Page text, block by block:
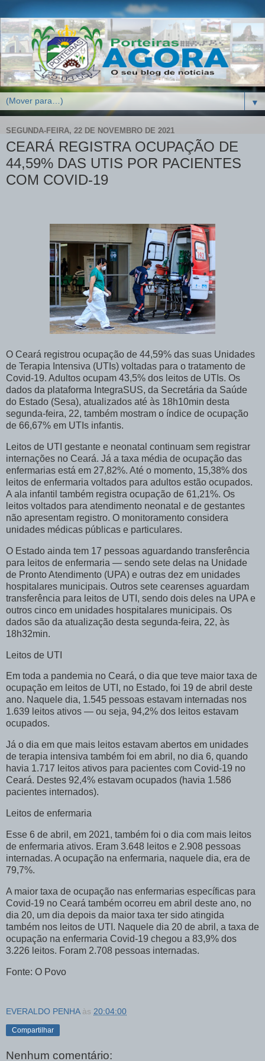
▼
SEGUNDA-FEIRA, 22 DE NOVEMBRO DE 2021
CEARÁ REGISTRA OCUPAÇÃO DE
44,59% DAS UTIS POR PACIENTES
COM COVID-19
O Ceará registrou ocupação de 44,59% das suas Unidades
de Terapia Intensiva (UTIs) voltadas para o tratamento de
Covid-19. Adultos ocupam 43,5% dos leitos de UTIs. Os
dados da plataforma IntegraSUS, da Secretária da Saúde
do Estado (Sesa), atualizados até às 18h10min desta
segunda-feira, 22, também mostram o índice de ocupação
de 66,67% em UTIs infantis.
Leitos de UTI gestante e neonatal continuam sem registrar
internações no Ceará. Já a taxa média de ocupação das
enfermarias está em 27,82%. Até o momento, 15,38% dos
leitos de enfermaria voltados para adultos estão ocupados.
A ala infantil também registra ocupação de 61,21%. Os
leitos voltados para atendimento neonatal e de gestantes
não apresentam registro. O monitoramento considera
unidades médicas públicas e particulares.
O Estado ainda tem 17 pessoas aguardando transferência
para leitos de enfermaria — sendo sete delas na Unidade
de Pronto Atendimento (UPA) e outras dez em unidades
hospitalares municipais. Outros sete cearenses aguardam
transferência para leitos de UTI, sendo dois deles na UPA e
outros cinco em unidades hospitalares municipais. Os
dados são da atualização desta segunda-feira, 22, às
18h32min.
Leitos de UTI
Em toda a pandemia no Ceará, o dia que teve maior taxa de
ocupação em leitos de UTI, no Estado, foi 19 de abril deste
ano. Naquele dia, 1.545 pessoas estavam internadas nos
1.639 leitos ativos — ou seja, 94,2% dos leitos estavam
ocupados.
Já o dia em que mais leitos estavam abertos em unidades
de terapia intensiva também foi em abril, no dia 6, quando
havia 1.717 leitos ativos para pacientes com Covid-19 no
Ceará. Destes 92,4% estavam ocupados (havia 1.586
pacientes internados).
Leitos de enfermaria
Esse 6 de abril, em 2021, também foi o dia com mais leitos
de enfermaria ativos. Eram 3.648 leitos e 2.908 pessoas
internadas. A ocupação na enfermaria, naquele dia, era de
79,7%.
A maior taxa de ocupação nas enfermarias específicas para
Covid-19 no Ceará também ocorreu em abril deste ano, no
dia 20, um dia depois da maior taxa ter sido atingida
também nos leitos de UTI. Naquele dia 20 de abril, a taxa de
ocupação na enfermaria Covid-19 chegou a 83,9% dos
3.226 leitos. Foram 2.708 pessoas internadas.
Fonte: O Povo
EVERALDO PENHA às 20:04:00
Compartilhar
Nenhum comentário: